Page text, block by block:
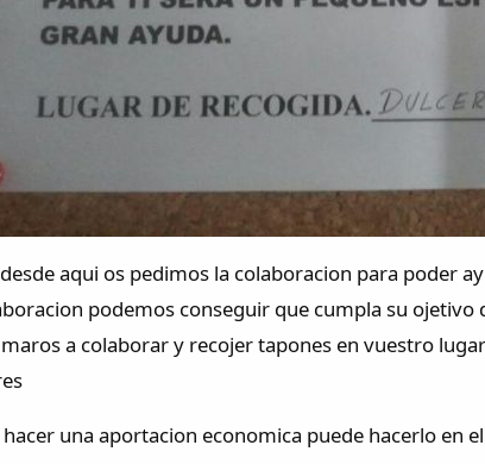
aqui os pedimos la colaboracion para poder
podemos conseguir que cumpla su
a colaborar y recojer tapones en vuestro
hacer una aportacion economica puede hacerlo en